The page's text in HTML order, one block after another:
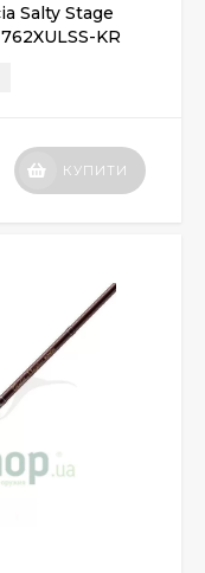
Salty Stage
KR
КУПИТИ